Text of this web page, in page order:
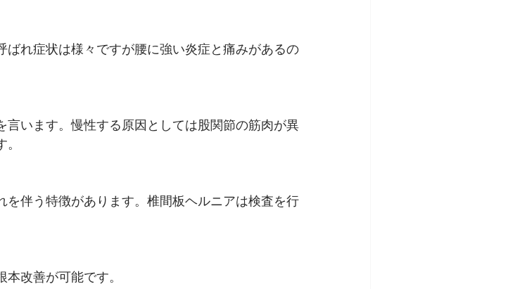
ばれ症状は様々ですが腰に強い炎症と痛みがあるの
います。慢性する原因としては股関節の筋肉が異
を伴う特徴があります。椎間板ヘルニアは検査を行
改善が可能です。